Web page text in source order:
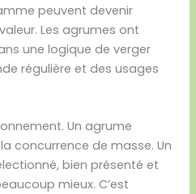
peuvent devenir
Les agrumes ont
une logique de verger
régulière et des usages
Un agrume
concurrence de masse. Un
bien présenté et
mieux. C’est